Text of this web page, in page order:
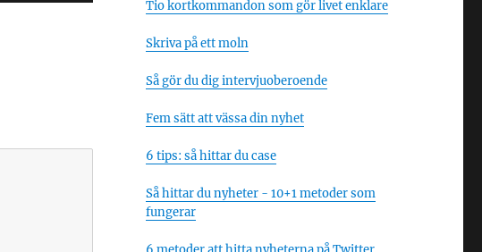
Tio kortkommandon som gör livet enklare
Skriva på ett moln
Så gör du dig intervjuoberoende
Fem sätt att vässa din nyhet
6 tips: så hittar du case
Så hittar du nyheter - 10+1 metoder som
fungerar